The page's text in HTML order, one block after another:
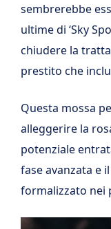
sembrerebbe
ultime di ‘Sky
chiudere la
prestito che
Questa mossa
alleggerire la
potenziale
fase avanzata e
formalizzato nei